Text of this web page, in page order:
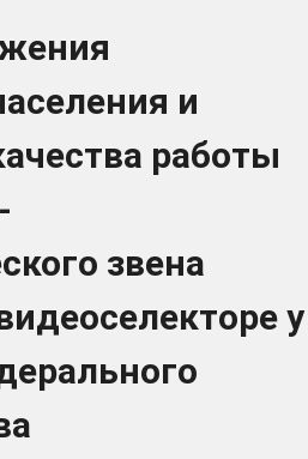
и
работы
звена
у